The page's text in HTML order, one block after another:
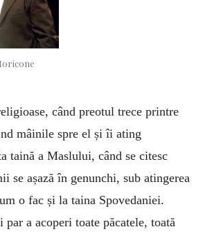
când preotul trece printre
mâinile spre el și îi ating
taină a Maslului, când se citesc
se așază în genunchi, sub atingerea
o fac și la taina Spovedaniei.
a acoperi toate păcatele, toată